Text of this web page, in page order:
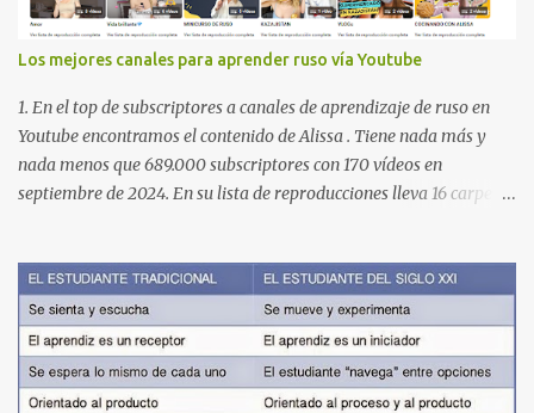
Los mejores canales para aprender ruso vía Youtube
1. En el top de subscriptores a canales de aprendizaje de ruso en
Youtube encontramos el contenido de Alissa . Tiene nada más y
nada menos que 689.000 subscriptores con 170 vídeos en
septiembre de 2024. En su lista de reproducciones lleva 16 carpetas
de Anastasia G . con 224.000 subscriptores y 97 vídeos en
septiembre de 2024. Anastasia tiene una lista de reproducción
muy bien estructurada para aprender gramática, lectura,
pronunciación, etc. https://www.youtube.com/@AnaG88/playlists
3. Otro de los canales con más usuarios y contenido es el de